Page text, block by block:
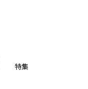
特集